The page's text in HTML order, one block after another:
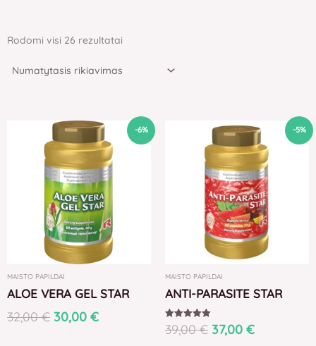
Rodomi visi 26 rezultatai
-6%
MAISTO PAPILDAI
ALOE VERA GEL STAR
32,00€
Original
price
was:
32,00 €.
30,00 €
Current
price
is:
30,00 €.
-5%
MAISTO PAPILDAI
ANTI-PARASITE STAR
Įvertinimas:
5.00
39,00€
Original
price
was:
39,00 €.
37,00 €
Current
price
is:
37,00 €.